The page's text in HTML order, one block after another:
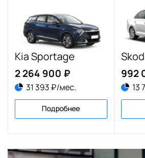
Kia Sportage
2 264 900 ₽
31 393 ₽/мес.
Подробнее
992
13